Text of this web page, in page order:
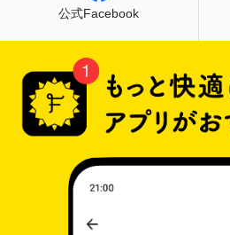
公式Facebook